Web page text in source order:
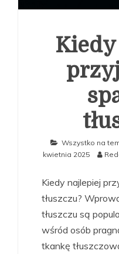
Wszystko na
kwietnia 2025
Kiedy najlepiej
tłuszczu?
tłuszczu są
wśród osób
tkankę